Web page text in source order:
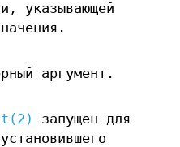
указывающей
аргумент.
запущен для